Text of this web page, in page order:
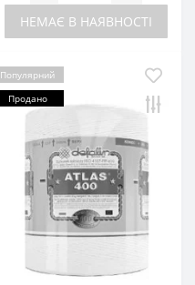
НЕМАЄ В НАЯВНОСТІ
Популярний
Продано